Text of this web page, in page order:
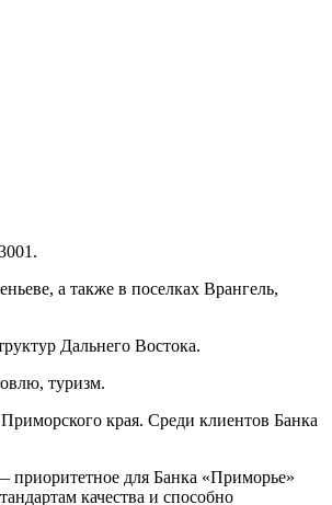
а также в поселках Врангель,
Дальнего Востока.
туризм.
края. Среди клиентов Банка
приоритетное для Банка «Приморье»
качества и способно